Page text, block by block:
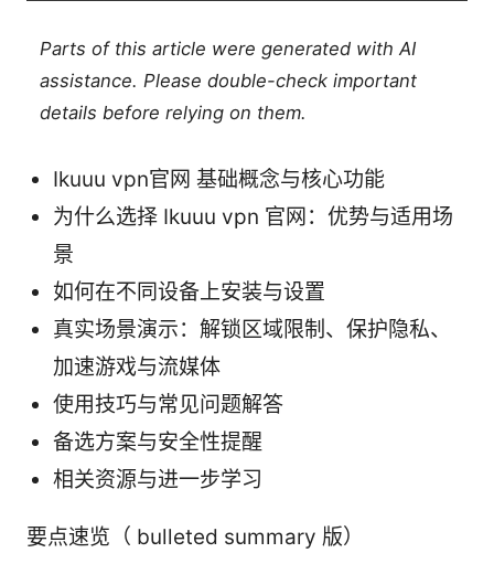
Parts of this article were generated with AI
assistance. Please double-check important
details before relying on them.
Ikuuu vpn官网 基础概念与核心功能
为什么选择 Ikuuu vpn 官网：优势与适用场
景
如何在不同设备上安装与设置
真实场景演示：解锁区域限制、保护隐私、
加速游戏与流媒体
使用技巧与常见问题解答
备选方案与安全性提醒
相关资源与进一步学习
要点速览（ bulleted summary 版）